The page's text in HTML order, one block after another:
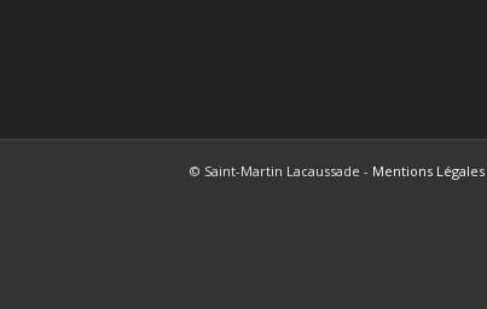
© Saint-Martin Lacaussade - Mentions Légales